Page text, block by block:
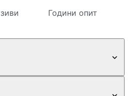
Години опит